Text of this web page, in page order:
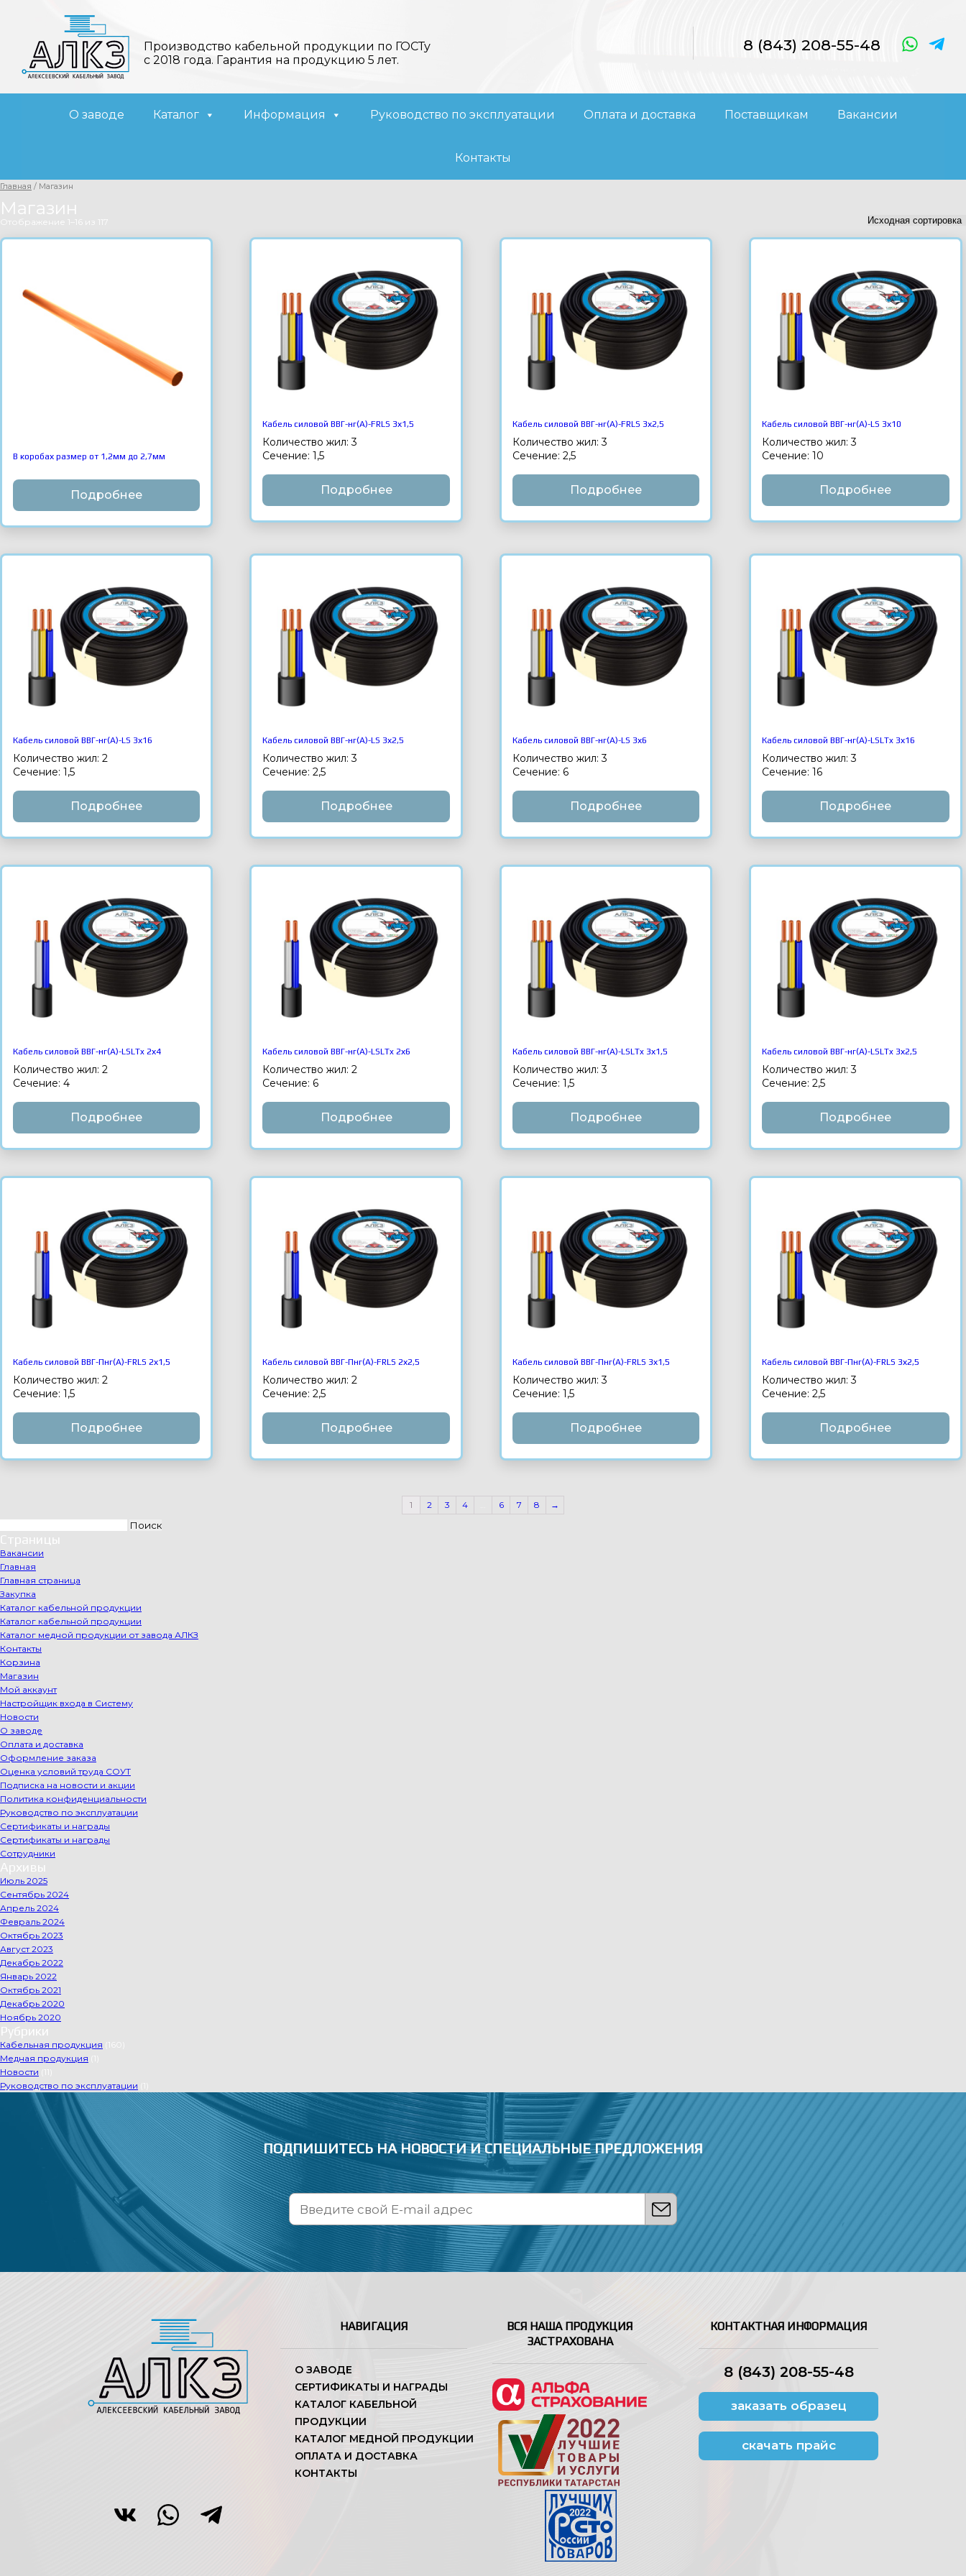
Производство кабельной продукции по ГОСТу
с 2018 года. Гарантия на продукцию 5 лет.
8 (843) 208-55-48
О заводе Каталог Информация Руководство по эксплуатации Оплата и доставка Поставщикам Вакансии
Контакты
Главная / Магазин
Магазин
Отображение 1–16 из 117
В коробах размер от 1,2мм до 2,7мм
Подробнее
Кабель силовой ВВГ-нг(А)-FRLS 3х1,5
Количество жил: 3
Сечение: 1,5
Подробнее
Кабель силовой ВВГ-нг(А)-FRLS 3х2,5
Количество жил: 3
Сечение: 2,5
Подробнее
Кабель силовой ВВГ-нг(А)-LS 3х10
Количество жил: 3
Сечение: 10
Подробнее
Кабель силовой ВВГ-нг(А)-LS 3х16
Количество жил: 2
Сечение: 1,5
Подробнее
Кабель силовой ВВГ-нг(А)-LS 3х2,5
Количество жил: 3
Сечение: 2,5
Подробнее
Кабель силовой ВВГ-нг(А)-LS 3х6
Количество жил: 3
Сечение: 6
Подробнее
Кабель силовой ВВГ-нг(А)-LSLTx 3х16
Количество жил: 3
Сечение: 16
Подробнее
Кабель силовой ВВГ-нг(А)-LSLTx 2х4
Количество жил: 2
Сечение: 4
Подробнее
Кабель силовой ВВГ-нг(А)-LSLTx 2х6
Количество жил: 2
Сечение: 6
Подробнее
Кабель силовой ВВГ-нг(А)-LSLTx 3х1,5
Количество жил: 3
Сечение: 1,5
Подробнее
Кабель силовой ВВГ-нг(А)-LSLTx 3х2,5
Количество жил: 3
Сечение: 2,5
Подробнее
Кабель силовой ВВГ-Пнг(А)-FRLS 2х1,5
Количество жил: 2
Сечение: 1,5
Подробнее
Кабель силовой ВВГ-Пнг(А)-FRLS 2х2,5
Количество жил: 2
Сечение: 2,5
Подробнее
Кабель силовой ВВГ-Пнг(А)-FRLS 3х1,5
Количество жил: 3
Сечение: 1,5
Подробнее
Кабель силовой ВВГ-Пнг(А)-FRLS 3х2,5
Количество жил: 3
Сечение: 2,5
Подробнее
1 2 3 4 6 7 8
→
Страницы
Вакансии
Главная
Главная страница
Закупка
Каталог кабельной продукции
Каталог кабельной продукции
Каталог медной продукции от завода АЛКЗ
Контакты
Корзина
Магазин
Мой аккаунт
Настройщик входа в Систему
Новости
О заводе
Оплата и доставка
Оформление заказа
Оценка условий труда СОУТ
Подписка на новости и акции
Политика конфиденциальности
Руководство по эксплуатации
Сертификаты и награды
Сертификаты и награды
Сотрудники
Архивы
Июль 2025
Сентябрь 2024
Апрель 2024
Февраль 2024
Октябрь 2023
Август 2023
Декабрь 2022
Январь 2022
Октябрь 2021
Декабрь 2020
Ноябрь 2020
Рубрики
Кабельная продукция (160)
Медная продукция (1)
Новости (11)
Руководство по эксплуатации (1)
ПОДПИШИТЕСЬ НА НОВОСТИИ СПЕЦИАЛЬНЫЕ ПРЕДЛОЖЕНИЯ
НАВИГАЦИЯ
О ЗАВОДЕ
СЕРТИФИКАТЫ И НАГРАДЫ
КАТАЛОГ КАБЕЛЬНОЙ
ПРОДУКЦИИ
КАТАЛОГ МЕДНОЙ ПРОДУКЦИИ
ОПЛАТА И ДОСТАВКА
КОНТАКТЫ
ВСЯ НАША ПРОДУКЦИЯ
ЗАСТРАХОВАНА
КОНТАКТНАЯ ИНФОРМАЦИЯ
8 (843) 208-55-48
заказать образец
скачать прайс